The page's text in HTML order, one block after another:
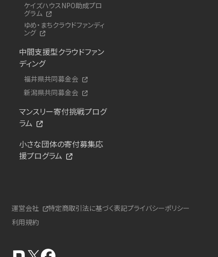
ケイズハウスNPO助成プロ
グラム
ゆめ・まちクラウドファンディ
ング
中間支援型クラウドファン
ディング
福井県共同募金会
新潟県共同募金会
マンスリー寄付挑戦プログ
ラム
小さな団体の寄付募集応
援プログラム
運営会社 特定商取引法に基づく表記プライバシーポリシー
利用規約